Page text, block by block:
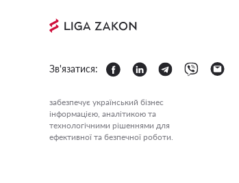
Зв'язатися:
забезпечує український бізнес
інформацією, аналітикою та
технологічними рішеннями для
ефективної та безпечної роботи.